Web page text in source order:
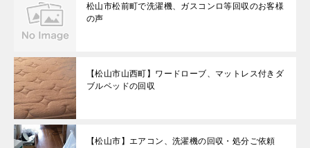
松山市松前町で洗濯機、ガスコンロ等回収のお客様
の声
【松山市山西町】ワードローブ、マットレス付きダ
ブルベッドの回収
【松山市】エアコン、洗濯機の回収・処分ご依頼